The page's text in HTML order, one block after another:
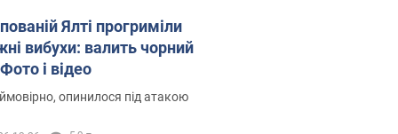
Ялті прогриміли
вибухи: валить чорний
і відео
опинилося під атакою